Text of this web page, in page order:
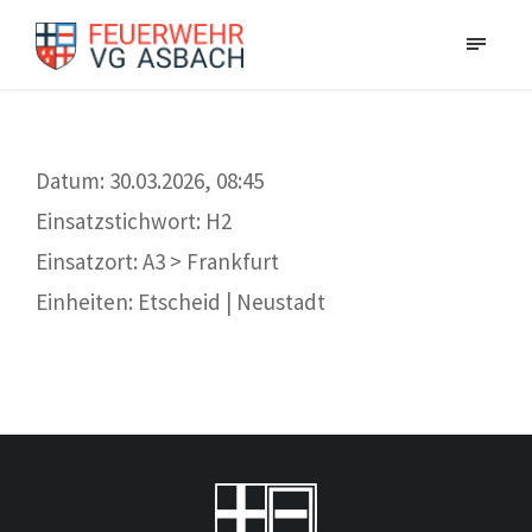
Datum: 30.03.2026, 08:45
Einsatzstichwort: H2
Einsatzort: A3 > Frankfurt
Einheiten: Etscheid | Neustadt